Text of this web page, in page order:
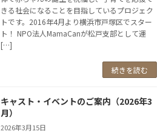
きる社会になることを目指しているプロジェク
トです。2016年4月より横浜市戸塚区でスター
ト！ NPO法人MamaCanが松戸支部として運
[…]
続きを読む
キャスト・イベントのご案内（2026年3
月）
2026年3月15日